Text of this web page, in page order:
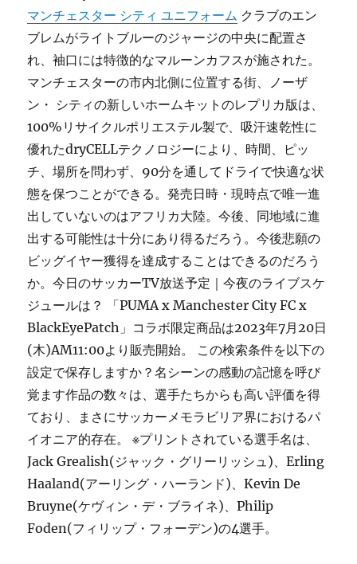
マンチェスター シティ ユニフォーム クラブのエン
ブレムがライトブルーのジャージの中央に配置さ
れ、袖口には特徴的なマルーンカフスが施された。
マンチェスターの市内北側に位置する街、ノーザ
ン・ シティの新しいホームキットのレプリカ版は、
100%リサイクルポリエステル製で、吸汗速乾性に
優れたdryCELLテクノロジーにより、時間、ピッ
チ、場所を問わず、90分を通してドライで快適な状
態を保つことができる。発売日時・現時点で唯一進
出していないのはアフリカ大陸。今後、同地域に進
出する可能性は十分にあり得るだろう。今後悲願の
ビッグイヤー獲得を達成することはできるのだろう
か。今日のサッカーTV放送予定｜今夜のライブスケ
ジュールは？ 「PUMA x Manchester City FC x
BlackEyePatch」コラボ限定商品は2023年7月20日
(木)AM11:00より販売開始。 この検索条件を以下の
設定で保存しますか？名シーンの感動の記憶を呼び
覚ます作品の数々は、選手たちからも高い評価を得
ており、まさにサッカーメモラビリア界におけるパ
イオニア的存在。 ※プリントされている選手名は、
Jack Grealish(ジャック・グリーリッシュ)、Erling
Haaland(アーリング・ハーランド)、Kevin De
Bruyne(ケヴィン・デ・ブライネ)、Philip
Foden(フィリップ・フォーデン)の4選手。